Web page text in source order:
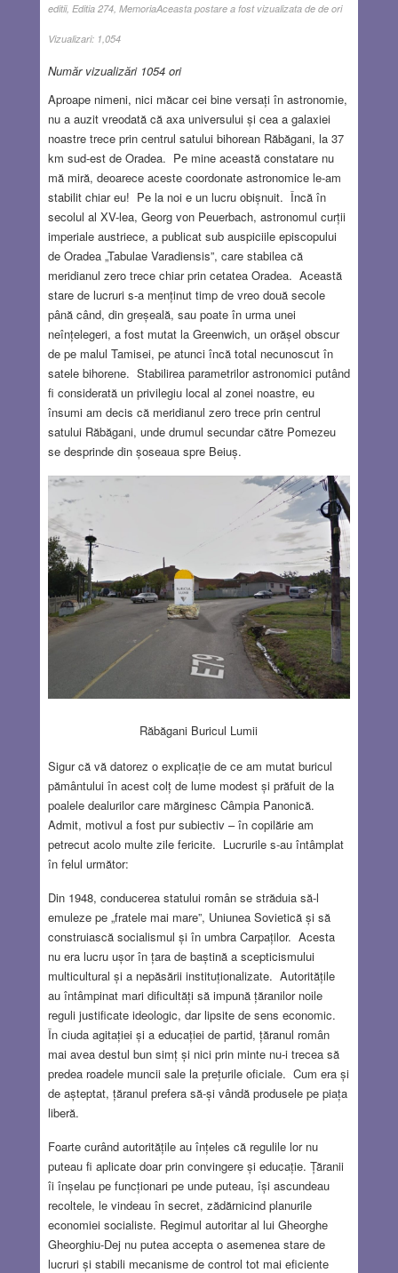
editii, Editia 274, MemoriaAceasta postare a fost vizualizata de de ori
Vizualizari: 1,054
Număr vizualizări 1054 ori
Aproape nimeni, nici măcar cei bine versați în astronomie,
nu a auzit vreodată că axa universului și cea a galaxiei
noastre trece prin centrul satului bihorean Răbăgani, la 37
km sud-est de Oradea. Pe mine această constatare nu
mă miră, deoarece aceste coordonate astronomice le-am
stabilit chiar eu! Pe la noi e un lucru obișnuit. Încă în
secolul al XV-lea, Georg von Peuerbach, astronomul curții
imperiale austriece, a publicat sub auspiciile episcopului
de Oradea „Tabulae Varadiensis”, care stabilea că
meridianul zero trece chiar prin cetatea Oradea. Această
stare de lucruri s-a menținut timp de vreo două secole
până când, din greșeală, sau poate în urma unei
neînțelegeri, a fost mutat la Greenwich, un orășel obscur
de pe malul Tamisei, pe atunci încă total necunoscut în
satele bihorene. Stabilirea parametrilor astronomici putând
fi considerată un privilegiu local al zonei noastre, eu
însumi am decis că meridianul zero trece prin centrul
satului Răbăgani, unde drumul secundar către Pomezeu
se desprinde din șoseaua spre Beiuș.
Răbăgani Buricul Lumii
Sigur că vă datorez o explicație de ce am mutat buricul
pământului în acest colț de lume modest și prăfuit de la
poalele dealurilor care mărginesc Câmpia Panonică.
Admit, motivul a fost pur subiectiv – în copilărie am
petrecut acolo multe zile fericite. Lucrurile s-au întâmplat
în felul următor:
Din 1948, conducerea statului român se străduia să-l
emuleze pe „fratele mai mare”, Uniunea Sovietică și să
construiască socialismul și în umbra Carpaților. Acesta
nu era lucru ușor în țara de baștină a scepticismului
multicultural și a nepăsării instituționalizate. Autoritățile
au întâmpinat mari dificultăți să impună țăranilor noile
reguli justificate ideologic, dar lipsite de sens economic.
În ciuda agitației și a educației de partid, țăranul român
mai avea destul bun simț și nici prin minte nu-i trecea să
predea roadele muncii sale la prețurile oficiale. Cum era și
de așteptat, țăranul prefera să-și vândă produsele pe piața
liberă.
Foarte curând autoritățile au înțeles că regulile lor nu
puteau fi aplicate doar prin convingere și educație. Țăranii
îi înșelau pe funcționari pe unde puteau, își ascundeau
recoltele, le vindeau în secret, zădărnicind planurile
economiei socialiste. Regimul autoritar al lui Gheorghe
Gheorghiu-Dej nu putea accepta o asemenea stare de
lucruri și stabili mecanisme de control tot mai eficiente